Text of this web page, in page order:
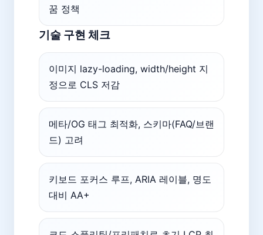
꿈 정책
기술 구현 체크
이미지 lazy-loading, width/height 지
정으로 CLS 저감
메타/OG 태그 최적화, 스키마(FAQ/브랜
드) 고려
키보드 포커스 루프, ARIA 레이블, 명도
대비 AA+